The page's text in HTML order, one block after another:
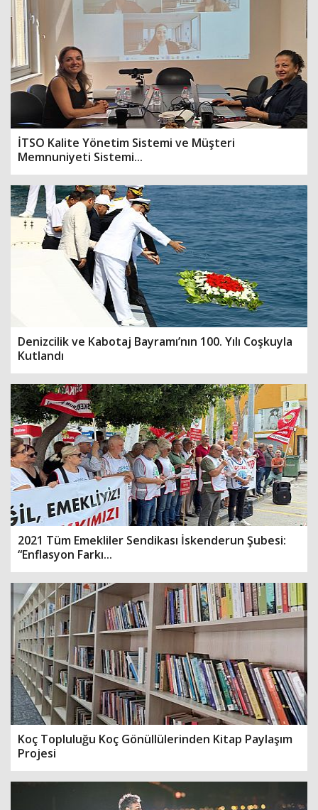
İTSO Kalite Yönetim Sistemi ve Müşteri
Memnuniyeti Sistemi...
Denizcilik ve Kabotaj Bayramı’nın 100. Yılı Coşkuyla
Kutlandı
2021 Tüm Emekliler Sendikası İskenderun Şubesi:
“Enflasyon Farkı...
Koç Topluluğu Koç Gönüllülerinden Kitap Paylaşım
Projesi